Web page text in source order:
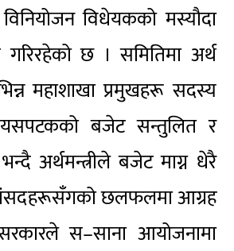
विधेयकको मस्यौदा
गरिरहेको छ । समितिमा अर्थ
महाशाखा प्रमुखहरू सदस्य
बजेट सन्तुलित र
अर्थमन्त्रीले बजेट माग्न धेरै
छलफलमा आग्रह
स–साना आयोजनामा